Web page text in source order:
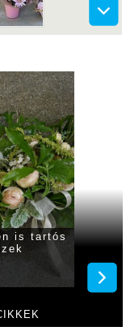
is tartós